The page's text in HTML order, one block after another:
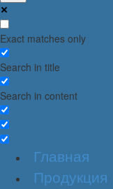
Exact matches only
Search in title
Search in content
Главная
Продукция